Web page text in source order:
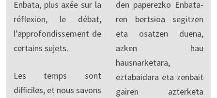
Enbata, plus axée sur la
réflexion, le débat,
l’approfondissement de
certains sujets.
Les temps sont
difficiles, et nous savons
den paperezko Enbata-
ren bertsioa segitzen
eta osatzen duena,
azken hau
hausnarketara,
eztabaidara eta zenbait
gairen azterketa